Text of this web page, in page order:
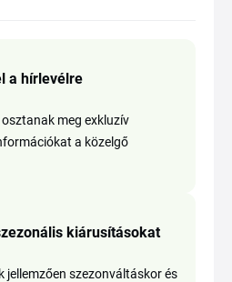
a hírlevélre
meg exkluzív
a közelgő
kiárusításokat
jellemzően szezonváltáskor és